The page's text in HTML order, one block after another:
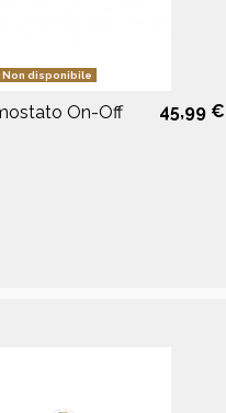
Non disponibile
On-Off
45,99 €